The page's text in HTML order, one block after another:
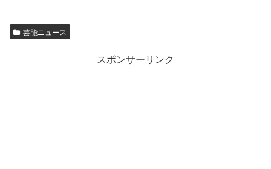
芸能ニュース
スポンサーリンク